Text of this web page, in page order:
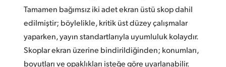
Tamamen bağımsız iki adet ekran üstü skop dahil
edilmiştir; böylelikle, kritik üst düzey çalışmalar
yaparken, yayın standartlarıyla uyumluluk kolaydır.
Skoplar ekran üzerine bindirildiğinden; konumları,
boyutları ve opaklıkları isteğe göre uyarlanabilir.